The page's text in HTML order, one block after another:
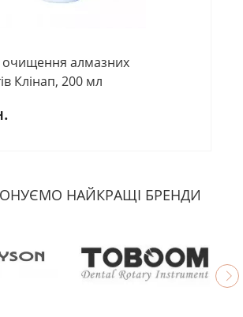
очищення алмазних
Клінап, 200 мл
НАЙКРАЩІ БРЕНДИ